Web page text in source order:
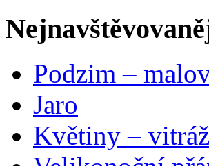
Podzim –
Jaro
Květiny – vitráž